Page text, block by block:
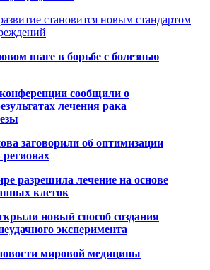
становится новым стандартом
шаге в борьбе с болезнью
сообщили о
лечения рака
заговорили об оптимизации
разрешила лечение на основе
клеток
новый способ создания
эксперимента
мировой медицины